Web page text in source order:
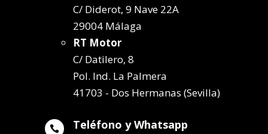
C/ Diderot, 9 Nave 22A
29004 Málaga
RT Motor
C/ Datilero, 8
Pol. Ind. La Palmera
41703 - Dos Hermanas (Sevilla)
 Teléfono y Whatsapp